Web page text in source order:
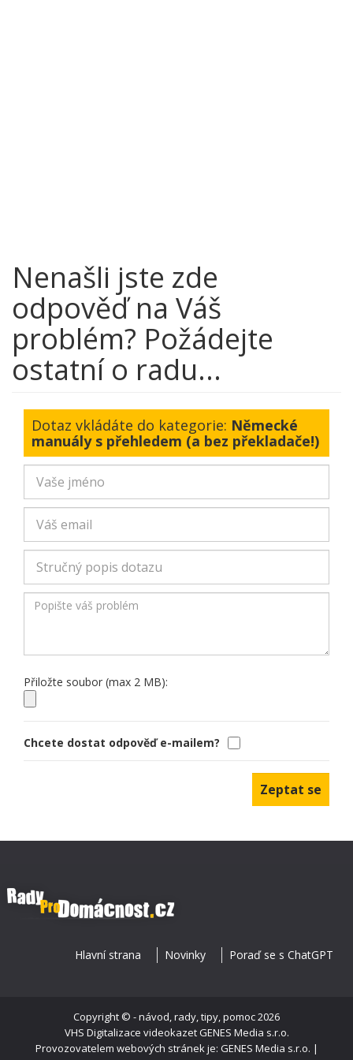
Nenašli jste zde
odpověď na Váš
problém? Požádejte
ostatní o radu...
Dotaz vkládáte do kategorie: Německé
manuály s přehledem (a bez překladače!)
Přiložte soubor (max 2 MB):
Chcete dostat odpověď e-mailem?
Hlavní strana Novinky Poraď se s ChatGPT
Copyright © - návod, rady, tipy, pomoc2026
VHS Digitalizace videokazetGENES Media s.r.o.
Provozovatelem webových stránek je: GENES Media s.r.o. |